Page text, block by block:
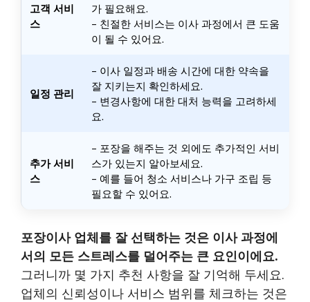
고객 서비
스
가 필요해요.
– 친절한 서비스는 이사 과정에서 큰 도움
이 될 수 있어요.
일정 관리
– 이사 일정과 배송 시간에 대한 약속을
잘 지키는지 확인하세요.
– 변경사항에 대한 대처 능력을 고려하세
요.
추가 서비
스
– 포장을 해주는 것 외에도 추가적인 서비
스가 있는지 알아보세요.
– 예를 들어 청소 서비스나 가구 조립 등
필요할 수 있어요.
포장이사 업체를 잘 선택하는 것은 이사 과정에
서의 모든 스트레스를 덜어주는 큰 요인이에요.
그러니까 몇 가지 추천 사항을 잘 기억해 두세요.
업체의 신뢰성이나 서비스 범위를 체크하는 것은